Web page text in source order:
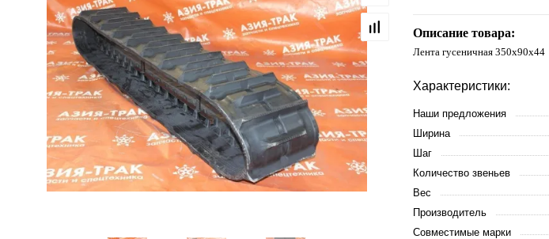
Описание товара:
Лента гусеничная 350x90x44
Характеристики:
Наши предложения
Ширина
Шаг
Количество звеньев
Вес
Производитель
Совместимые марки